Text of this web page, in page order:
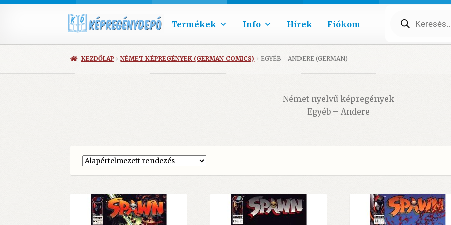
Termékek Info Hírek Fiókom search
KEZDŐLAP NÉMET KÉPREGÉNYEK (GERMAN COMICS) EGYÉB - ANDERE (GERMAN)
Német nyelvű képregények
Egyéb – Andere